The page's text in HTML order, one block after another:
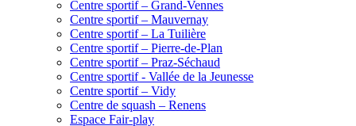
Centre sportif – Grand-Vennes
Centre sportif – Mauvernay
Centre sportif – La Tuilière
Centre sportif – Pierre-de-Plan
Centre sportif – Praz-Séchaud
Centre sportif - Vallée de la Jeunesse
Centre sportif – Vidy
Centre de squash – Renens
Espace Fair-play